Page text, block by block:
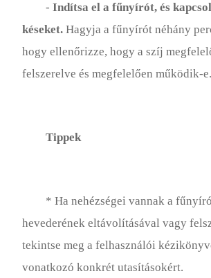
- Indítsa el a fűnyírót, és
késeket. Hagyja a fűnyírót néhány
hogy ellenőrizze, hogy a szíj
felszerelve és megfelelően működik-e.
Tippek
* Ha nehézségei vannak a
hevederének eltávolításával vagy
tekintse meg a felhasználói
vonatkozó konkrét utasításokért.